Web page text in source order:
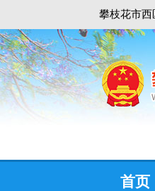
攀枝花市
首页